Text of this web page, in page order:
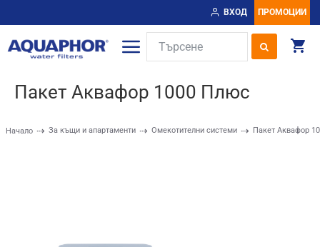
ВХОД ПРОМОЦИИ
Начало За къщи и апартаменти Омекотителни системи Пакет Аквафор
Пакет Аквафор 1000 Плюс